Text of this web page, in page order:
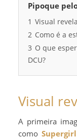
Pipoque
1 Visual
2 Como é a
3 O que
DCU?
Visual
A primeira
comoSupergirl